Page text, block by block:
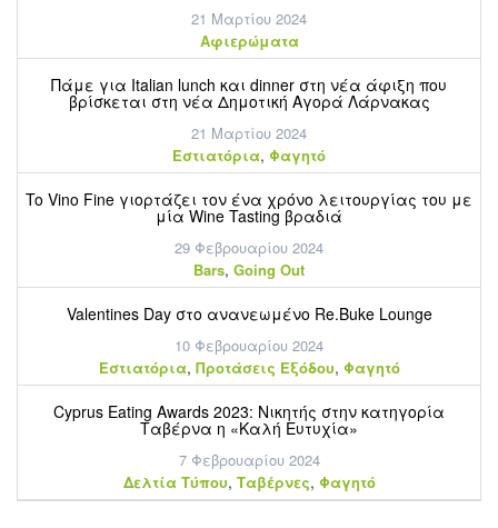
21 Μαρτίου 2024
Aφιερώματα
Πάμε για Italian lunch και dinner στη νέα άφιξη που
βρίσκεται στη νέα Δημοτική Αγορά Λάρνακας
21 Μαρτίου 2024
Εστιατόρια, Φαγητό
To Vino Fine γιορτάζει τον ένα χρόνο λειτουργίας του με
μία Wine Tasting βραδιά
29 Φεβρουαρίου 2024
Bars, Going Out
Valentines Day στο ανανεωμένο Re.Buke Lounge
10 Φεβρουαρίου 2024
Εστιατόρια, Προτάσεις Εξόδου, Φαγητό
Cyprus Eating Awards 2023: Νικητής στην κατηγορία
Ταβέρνα η «Καλή Ευτυχία»
7 Φεβρουαρίου 2024
Δελτία Τύπου, Ταβέρνες, Φαγητό